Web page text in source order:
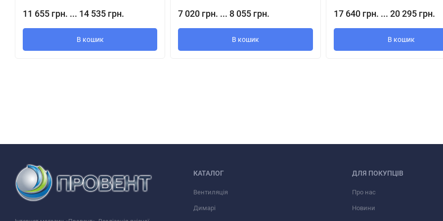
енергія лопаток. Після цього в результаті впливу відцентрової сили суміш надходить в равлика корпусу, переміщається в ній по
нагнітаючи тиск, і направляється в вихлоп вентилятора. Цикл повторюється, завдяки чому тиск на виході нагнітається
Можливо обертання вправо і вліво.
робоче колесо;
електродвигун АІР 71 А4 0,55 кВт 1500 об. /хв;
колектор;
11 655 грн. ... 14 535 грн.
В кошик
7 020 грн. ... 8 055 грн.
В кошик
17 640 грн. ... 20 295 грн.
В кошик
КАТАЛОГ
Вентиляція
Димарі
ДЛЯ ПОКУПЦІВ
Про нас
Новини